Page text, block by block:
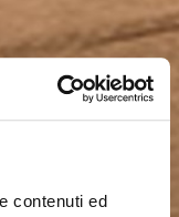
contenuti ed